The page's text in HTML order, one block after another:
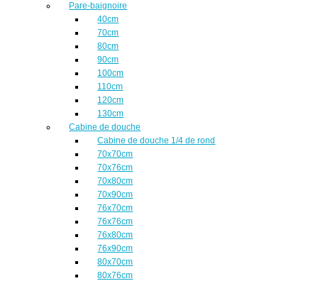
Pare-baignoire
40cm
70cm
80cm
90cm
100cm
110cm
120cm
130cm
Cabine de douche
Cabine de douche 1/4 de rond
70x70cm
70x76cm
70x80cm
70x90cm
76x70cm
76x76cm
76x80cm
76x90cm
80x70cm
80x76cm